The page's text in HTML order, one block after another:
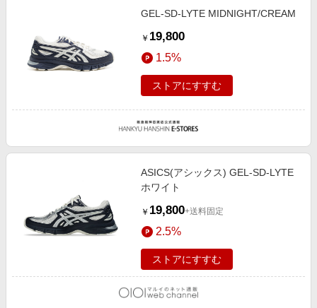
GEL-SD-LYTE MIDNIGHT/CREAM
￥ 19,800
1.5%
ストアにすすむ
ASICS(アシックス) GEL-SD-LYTE
ホワイト
￥ 19,800+送料固定
2.5%
ストアにすすむ